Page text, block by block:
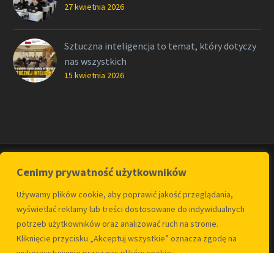
Cenimy prywatność użytkowników
Używamy plików cookie, aby poprawić jakość przeglądania,
wyświetlać reklamy lub treści dostosowane do indywidualnych
potrzeb użytkowników oraz analizować ruch na stronie.
Kliknięcie przycisku „Akceptuj wszystkie” oznacza zgodę na
27 kwietnia 2026
Sztuczna inteligencja to temat, który dotyczy
nas wszystkich
15 kwietnia 2026
Kontakt O fundacji Polityka Prywatności